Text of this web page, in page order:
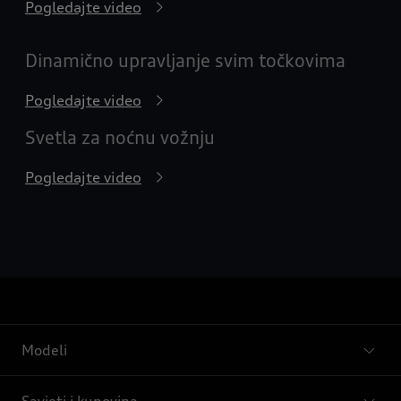
Pogledajte video
Dinamično upravljanje svim točkovima
Pogledajte video
Svetla za noćnu vožnju
Pogledajte video
Modeli